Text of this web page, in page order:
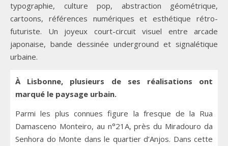
typographie, culture pop, abstraction géométrique,
cartoons, références numériques et esthétique rétro-
futuriste. Un joyeux court-circuit visuel entre arcade
japonaise, bande dessinée underground et signalétique
urbaine.
À Lisbonne, plusieurs de ses réalisations ont
marqué le paysage urbain.
Parmi les plus connues figure la fresque de la Rua
Damasceno Monteiro, au n°21A, près du Miradouro da
Senhora do Monte dans le quartier d’Anjos. Dans cette